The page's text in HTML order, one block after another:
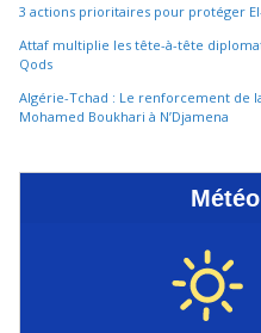
3 actions prioritaires pour protéger
Attaf multiplie les tête-à-tête
Qods
Algérie-Tchad : Le renforcement de
Mohamed Boukhari à N’Djamena